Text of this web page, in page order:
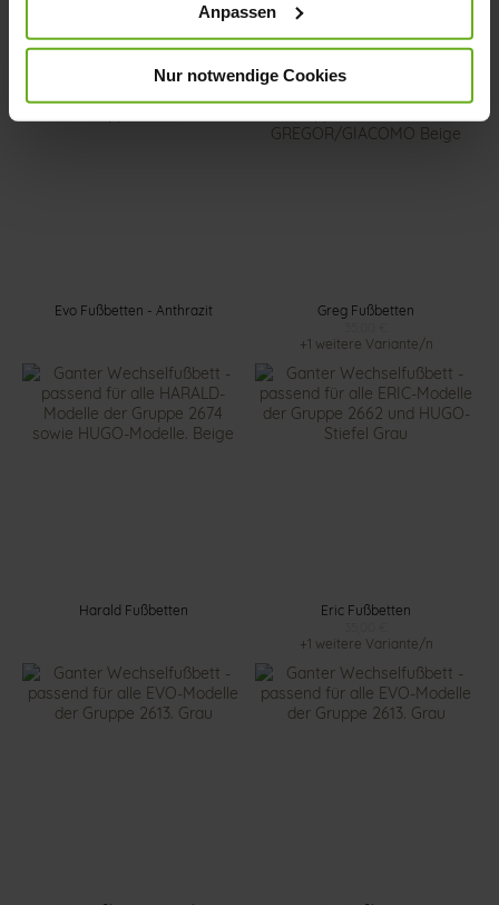
Anpassen
Nur notwendige Cookies
George Fußbetten - Anthrazit George Fußbetten - Natur
Evo Fußbetten - Anthrazit
Greg Fußbetten
+1 weitere Variante/n
Harald Fußbetten
Eric Fußbetten
+1 weitere Variante/n